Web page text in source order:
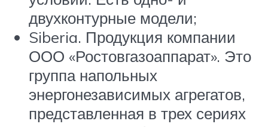
двухконтурные модели;
Siberia. Продукция компании
ООО «Ростовгазоаппарат». Это
группа напольных
энергонезависимых агрегатов,
представленная в трех сериях